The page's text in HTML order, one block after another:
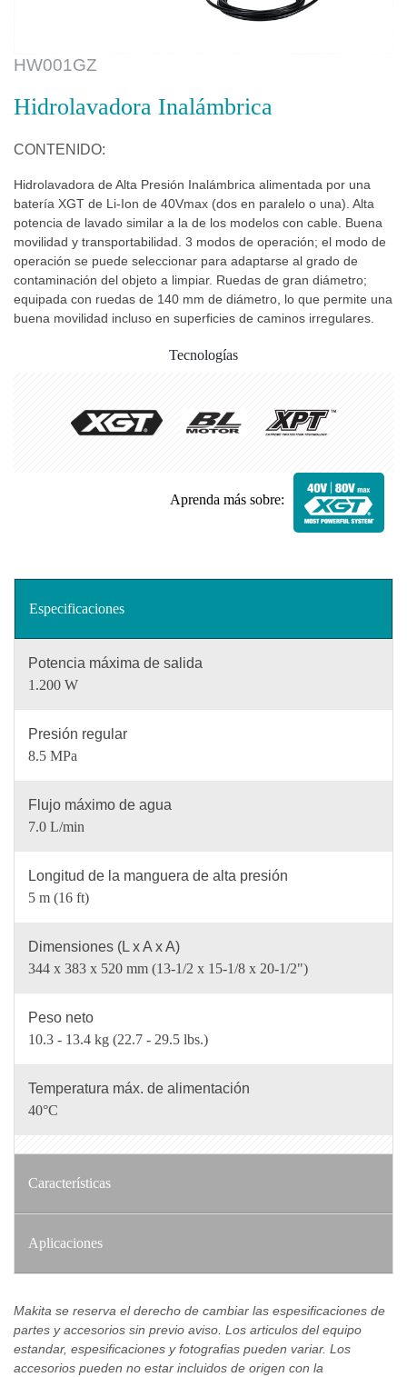
HW001GZ
Hidrolavadora Inalámbrica
CONTENIDO:
Hidrolavadora de Alta Presión Inalámbrica alimentada por una
batería XGT de Li-Ion de 40Vmax (dos en paralelo o una). Alta
potencia de lavado similar a la de los modelos con cable. Buena
movilidad y transportabilidad. 3 modos de operación; el modo de
operación se puede seleccionar para adaptarse al grado de
contaminación del objeto a limpiar. Ruedas de gran diámetro;
equipada con ruedas de 140 mm de diámetro, lo que permite una
buena movilidad incluso en superficies de caminos irregulares.
Tecnologías
Aprenda más sobre:
Especificaciones
Potencia máxima de salida
1.200 W
Presión regular
8.5 MPa
Flujo máximo de agua
7.0 L/min
Longitud de la manguera de alta presión
5 m (16 ft)
Dimensiones (L x A x A)
344 x 383 x 520 mm (13-1/2 x 15-1/8 x 20-1/2")
Peso neto
10.3 - 13.4 kg (22.7 - 29.5 lbs.)
Temperatura máx. de alimentación
40°C
Características
Aplicaciones
Makita se reserva el derecho de cambiar las espesificaciones de
partes y accesorios sin previo aviso. Los articulos del equipo
estandar, espesificaciones y fotografias pueden variar. Los
accesorios pueden no estar incluidos de origen con la